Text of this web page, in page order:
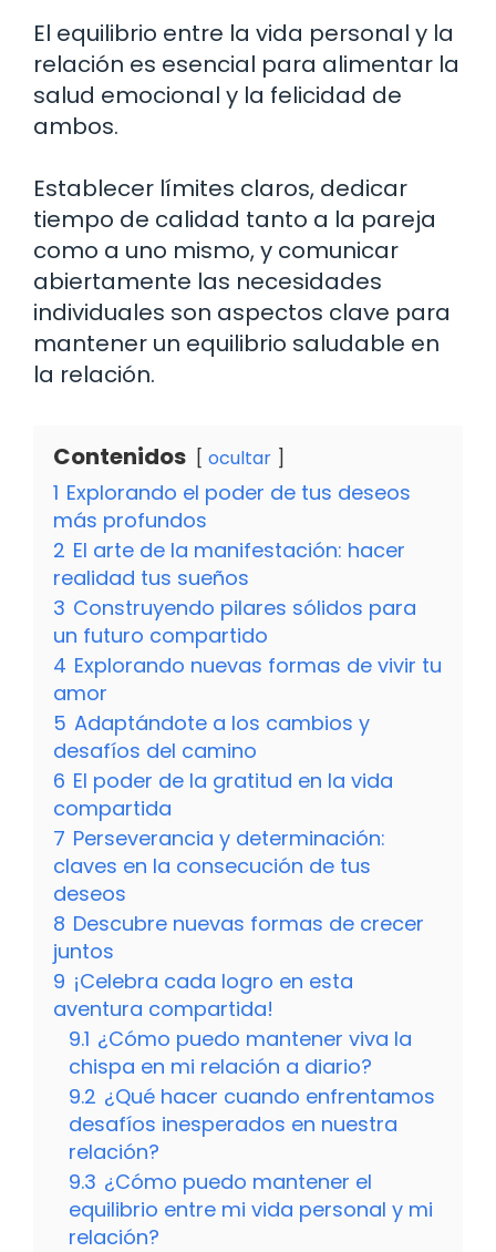
El equilibrio entre la vida personal y la
relación es esencial para alimentar la
salud emocional y la felicidad de
ambos.
Establecer límites claros, dedicar
tiempo de calidad tanto a la pareja
como a uno mismo, y comunicar
abiertamente las necesidades
individuales son aspectos clave para
mantener un equilibrio saludable en
la relación.
Contenidos ocultar
1 Explorando el poder de tus deseos
más profundos
2 El arte de la manifestación: hacer
realidad tus sueños
3 Construyendo pilares sólidos para
un futuro compartido
4 Explorando nuevas formas de vivir tu
amor
5 Adaptándote a los cambios y
desafíos del camino
6 El poder de la gratitud en la vida
compartida
7 Perseverancia y determinación:
claves en la consecución de tus
deseos
8 Descubre nuevas formas de crecer
juntos
9 ¡Celebra cada logro en esta
aventura compartida!
9.1 ¿Cómo puedo mantener viva la
chispa en mi relación a diario?
9.2 ¿Qué hacer cuando enfrentamos
desafíos inesperados en nuestra
relación?
9.3 ¿Cómo puedo mantener el
equilibrio entre mi vida personal y mi
relación?